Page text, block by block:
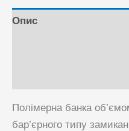
Опис
Полімерна банка
бар’єрного типу